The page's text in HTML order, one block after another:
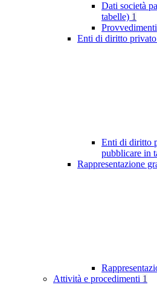
Dati società
tabelle) 1
Provvedimenti
Enti di diritto
Enti di diritto
pubblicare in
Rappresentazione
Attività e procedimenti 1